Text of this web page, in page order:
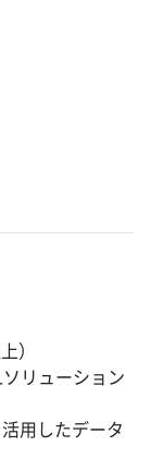
）
リューション
用したデータ